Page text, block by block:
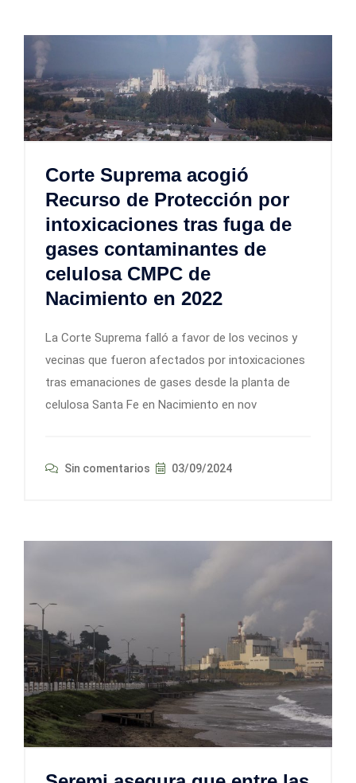
Corte Suprema acogió
Recurso de Protección por
intoxicaciones tras fuga de
gases contaminantes de
celulosa CMPC de
Nacimiento en 2022
La Corte Suprema falló a favor de los vecinos y
vecinas que fueron afectados por intoxicaciones
tras emanaciones de gases desde la planta de
celulosa Santa Fe en Nacimiento en nov
Sin comentarios 03/09/2024